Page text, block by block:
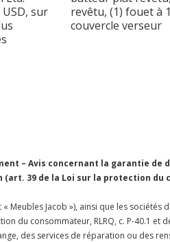
sur
revêtu, (1) fouet à
couvercle verseur
– Avis concernant la garantie
39 de la Loi sur la protection du
Meubles Jacob »), ainsi que les
du consommateur, RLRQ, c. P-40.1
des services de réparation ou des